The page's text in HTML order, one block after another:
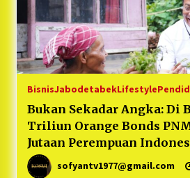
BisnisJabodetabekLifestyle
Bukan Sekadar Angka: Di
Triliun Orange Bonds
Jutaan Perempuan
sofyantv1977@gmail.com